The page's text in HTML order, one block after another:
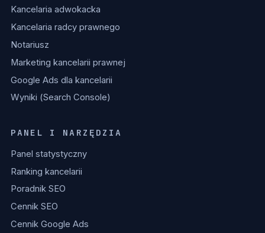
Kancelaria adwokacka
Kancelaria radcy prawnego
Notariusz
Marketing kancelarii prawnej
Google Ads dla kancelarii
Wyniki (Search Console)
PANEL I NARZĘDZIA
Panel statystyczny
Ranking kancelarii
Poradnik SEO
Cennik SEO
Cennik Google Ads